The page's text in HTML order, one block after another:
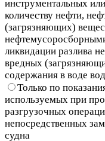
инструментальных
количеству нефти,
(загрязняющих)
ликвидации разлива
вредных
содержания в воде
Только по
используемых при
разгрузочных
непосредственных
судна